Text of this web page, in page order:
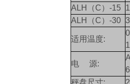
ALH（C）-15
ALH（C）-30
适用温度:
电 源:
秤盘尺寸: